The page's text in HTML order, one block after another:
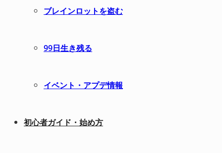
ブレインロットを盗む
99日生き残る
イベント・アプデ情報
初心者ガイド・始め方